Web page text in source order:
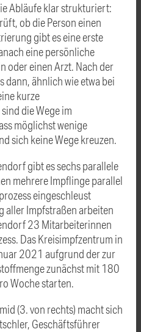
Abläufe klar strukturiert:
ob die Person einen
gibt es eine erste
eine persönliche
oder einen Arzt. Nach der
dann, ähnlich wie etwa bei
kurze
die Wege im
möglichst wenige
sich keine Wege kreuzen.
gibt es sechs parallele
mehrere Impflinge parallel
eingeschleust
aller Impfstraßen arbeiten
23 Mitarbeiterinnen
Das Kreisimpfzentrum in
2021 aufgrund der zur
zunächst mit 180
Woche starten.
(3. von rechts) macht sich
Geschäftsführer